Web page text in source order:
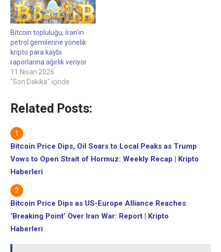
Bitcoin topluluğu, İran’ın
petrol gemilerine yönelik
kripto para kaybı
raporlarına ağırlık veriyor
11 Nisan 2026
"Son Dakika" içinde
Related Posts:
Bitcoin Price Dips, Oil Soars to Local Peaks as Trump
Vows to Open Strait of Hormuz: Weekly Recap | Kripto
Haberleri
Bitcoin Price Dips as US-Europe Alliance Reaches
‘Breaking Point’ Over Iran War: Report | Kripto
Haberleri